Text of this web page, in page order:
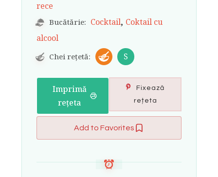
rece
Bucătărie: Cocktail, Coktail cu
alcool
Chei rețetă: S
Imprimă
rețeta
Fixează
rețeta
Add to Favorites